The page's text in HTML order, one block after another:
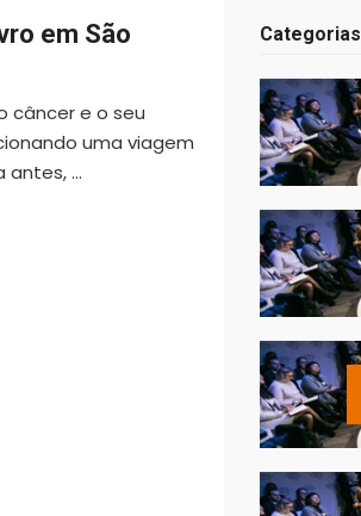
em São
câncer e o seu
uma viagem
...
Categorias